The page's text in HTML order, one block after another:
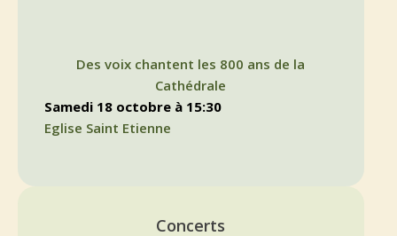
Des voix chantent les 800 ans de la
Cathédrale
samedi 18 octobre à 15:30
Eglise Saint Etienne
Concerts